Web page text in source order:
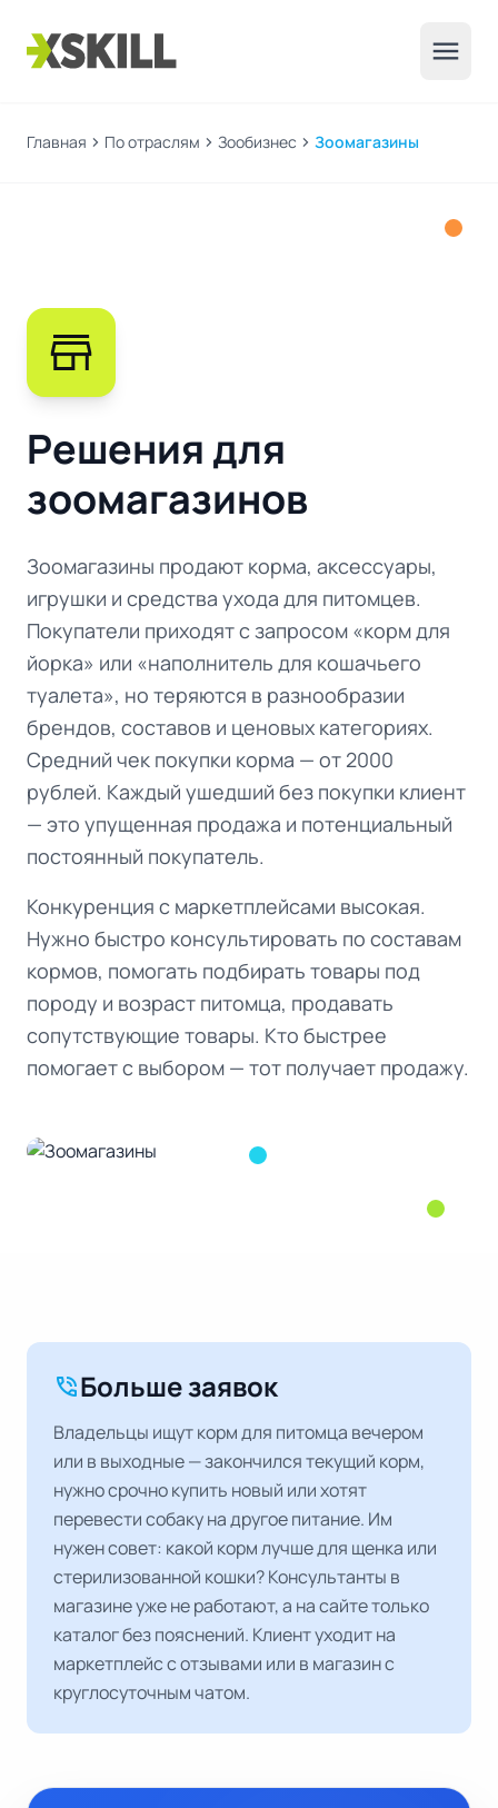
menu
Главная chevron_right По отраслям chevron_right Зообизнес chevron_right Зоомагазины
store
Решения для
зоомагазинов
Зоомагазины продают корма, аксессуары,
игрушки и средства ухода для питомцев.
Покупатели приходят с запросом «корм для
йорка» или «наполнитель для кошачьего
туалета», но теряются в разнообразии
брендов, составов и ценовых категориях.
Средний чек покупки корма — от 2000
рублей. Каждый ушедший без покупки клиент
— это упущенная продажа и потенциальный
постоянный покупатель.
Конкуренция с маркетплейсами высокая.
Нужно быстро консультировать по составам
кормов, помогать подбирать товары под
породу и возраст питомца, продавать
сопутствующие товары. Кто быстрее
помогает с выбором — тот получает продажу.
phone_in_talkБольше заявок
Владельцы ищут корм для питомца вечером
или в выходные — закончился текущий корм,
нужно срочно купить новый или хотят
перевести собаку на другое питание. Им
нужен совет: какой корм лучше для щенка или
стерилизованной кошки? Консультанты в
магазине уже не работают, а на сайте только
каталог без пояснений. Клиент уходит на
маркетплейс с отзывами или в магазин с
круглосуточным чатом.